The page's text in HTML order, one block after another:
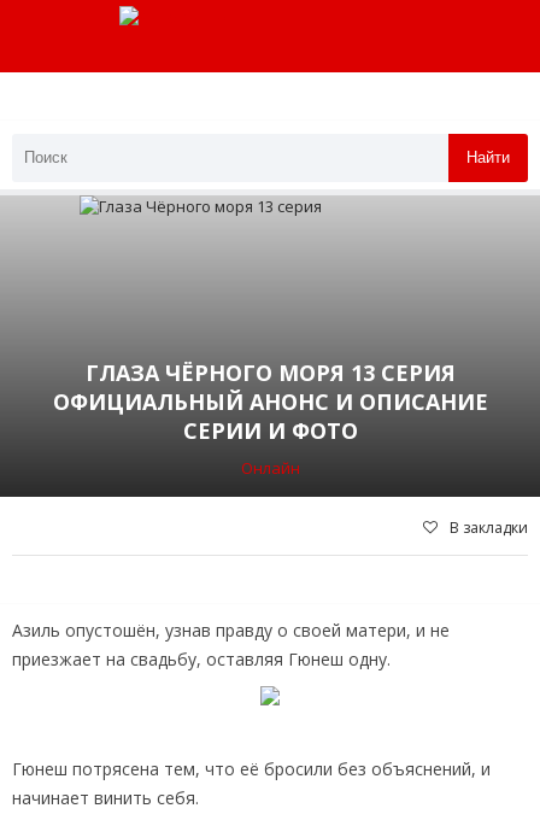
Найти
ГЛАЗА ЧЁРНОГО МОРЯ 13 СЕРИЯ
ОФИЦИАЛЬНЫЙ АНОНС И ОПИСАНИЕ
СЕРИИ И ФОТО
Онлайн
В закладки
Азиль опустошён, узнав правду о своей матери, и не
приезжает на свадьбу, оставляя Гюнеш одну.
Гюнеш потрясена тем, что её бросили без объяснений, и
начинает винить себя.